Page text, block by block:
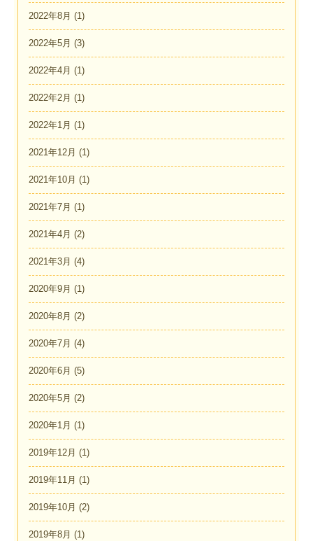
2022年8月 (1)
2022年5月 (3)
2022年4月 (1)
2022年2月 (1)
2022年1月 (1)
2021年12月 (1)
2021年10月 (1)
2021年7月 (1)
2021年4月 (2)
2021年3月 (4)
2020年9月 (1)
2020年8月 (2)
2020年7月 (4)
2020年6月 (5)
2020年5月 (2)
2020年1月 (1)
2019年12月 (1)
2019年11月 (1)
2019年10月 (2)
2019年8月 (1)